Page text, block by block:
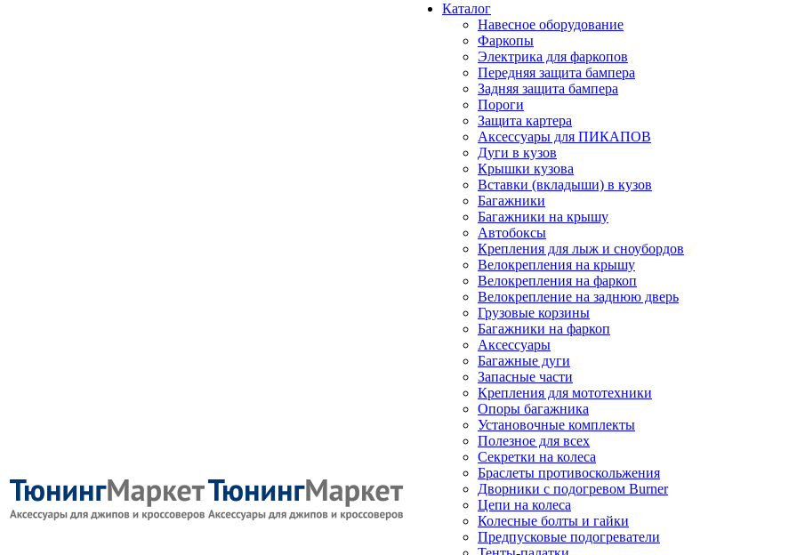
Каталог
Навесное оборудование
Фаркопы
Электрика для фаркопов
Передняя защита бампера
Задняя защита бампера
Пороги
Защита картера
Аксессуары для ПИКАПОВ
Дуги в кузов
Крышки кузова
Вставки (вкладыши) в кузов
Багажники
Багажники на крышу
Автобоксы
Крепления для лыж и сноубордов
Велокрепления на крышу
Велокрепления на фаркоп
Велокрепление на заднюю дверь
Грузовые корзины
Багажники на фаркоп
Аксессуары
Багажные дуги
Запасные части
Крепления для мототехники
Опоры багажника
Установочные комплекты
Полезное для всех
Секретки на колеса
Браслеты противоскольжения
Дворники с подогревом Burner
Цепи на колеса
Колесные болты и гайки
Предпусковые подогреватели